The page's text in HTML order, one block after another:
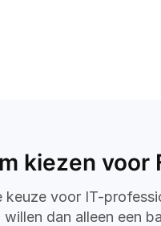
kiezen voor
keuze voor IT-
willen dan alleen een